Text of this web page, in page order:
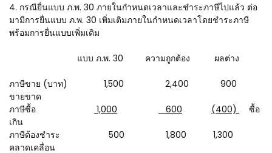
4. กรณียื่นแบบ ภ.พ. 30 ภายในกำหนดเวลาและชำระภาษีไปแล้ว ต่อ
มามีการยื่นแบบ ภ.พ. 30 เพิ่มเติมภายในกำหนดเวลาโดยชำระภาษี
พร้อมการยื่นแบบเพิ่มเติม
แบบ ภ.พ. 30 ความถูกต้อง ผลต่าง
ภาษีขาย (บาท) 1,500 2,400 900
ขายขาด
ภาษีซื้อ
1,000 600 (400)
ซื้อ
เกิน
ภาษีต้องชำระ 500 1,800 1,300
คลาดเคลื่อน